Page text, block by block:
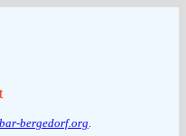
bergedorf.org.